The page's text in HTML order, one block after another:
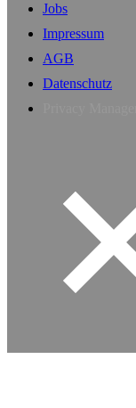
Jobs
Impressum
AGB
Datenschutz